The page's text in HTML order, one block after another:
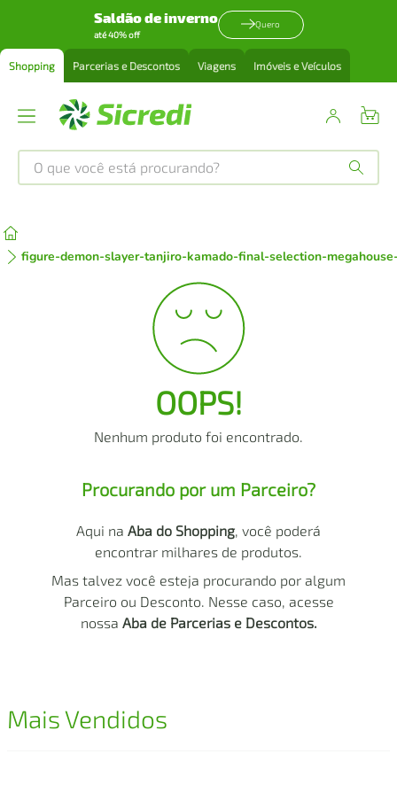
Saldão de inverno
até 40% off
Quero
Shopping Parcerias e Descontos Viagens Imóveis e Veículos
O que você está procurando?
figure-demon-slayer-tanjiro-kamado-final-selection-
OOPS!
Nenhum produto foi encontrado.
Procurando por um Parceiro?
Aqui na Aba do Shopping, você poderá
encontrar milhares de produtos.
Mas talvez você esteja procurando por algum
Parceiro ou Desconto. Nesse caso, acesse
nossa Aba de Parcerias e Descontos.
Mais Vendidos
iphone